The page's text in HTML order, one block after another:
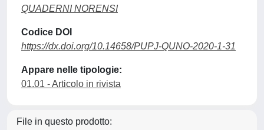
QUADERNI NORENSI
Codice DOI
https://dx.doi.org/10.14658/PUPJ-QUNO-2020-1-31
Appare nelle tipologie:
01.01 - Articolo in rivista
File in questo prodotto: